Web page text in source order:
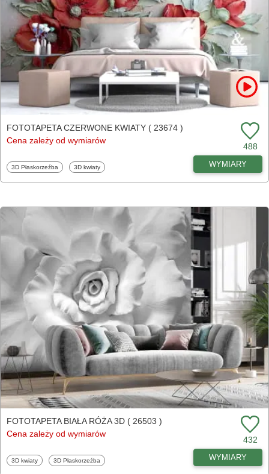
FOTOTAPETA CZERWONE KWIATY ( 23674 )
Cena zależy od wymiarów
488
Fototapety
3D Płaskorzeźba Fototapety
3D kwiaty WYMIARY
FOTOTAPETA BIAŁA RÓŻA 3D ( 26503 )
Cena zależy od wymiarów
432
Fototapety
3D kwiaty Fototapety
3D Płaskorzeźba WYMIARY